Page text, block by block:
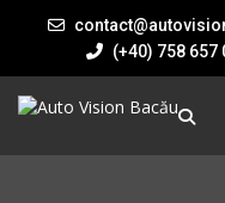
(+40) 758 657